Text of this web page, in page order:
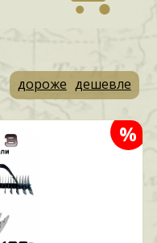
дороже дешевле
%